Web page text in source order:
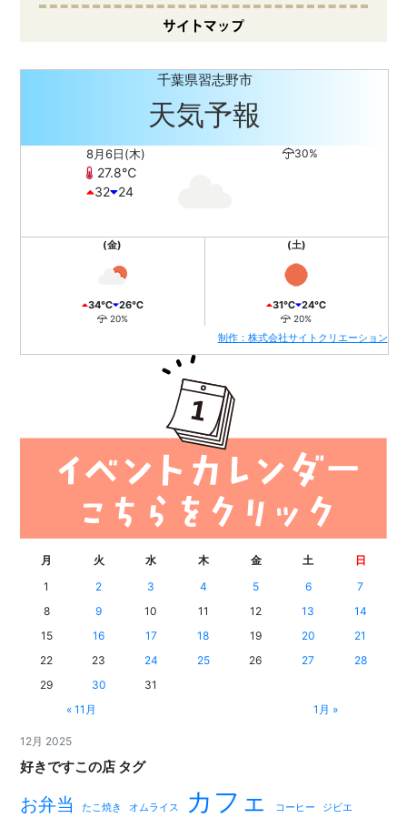
サイトマップ
千葉県習志野市
天気予報
8月6日(木)
27.8℃
32 24
30%
(金)
34℃ 26℃
20%
(土)
31℃ 24℃
20%
制作：株式会社サイトクリエーション
12月 2025
月 火 水 木 金 土
日
1
2 3 4 5 6
7
8
9 10 11 12 13
14
15
16 17 18 19 20
21
22
23 24 25 26 27
28
29
30
31
« 11月
1月 »
好きですこの店 タグ
お弁当 たこ焼き オムライス カフェ コーヒー ジビエ